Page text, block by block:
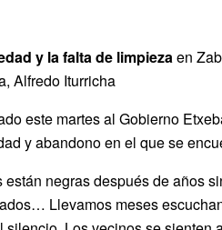
y la falta de limpiezaen
Alfredo Iturricha
este martes al Gobierno
y abandono en el que se
están negras después de años
Llevamos meses